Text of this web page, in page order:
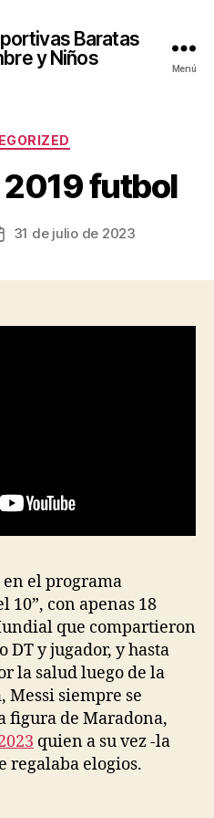
Baratas
y Niños
Menú
Categorías
futbol
31 de julio de 2023
el programa
10”, con apenas 18
que compartieron
DT y jugador, y hasta
la salud luego de la
Messi siempre se
figura de Maradona,
quien a su vez -la
regalaba elogios.